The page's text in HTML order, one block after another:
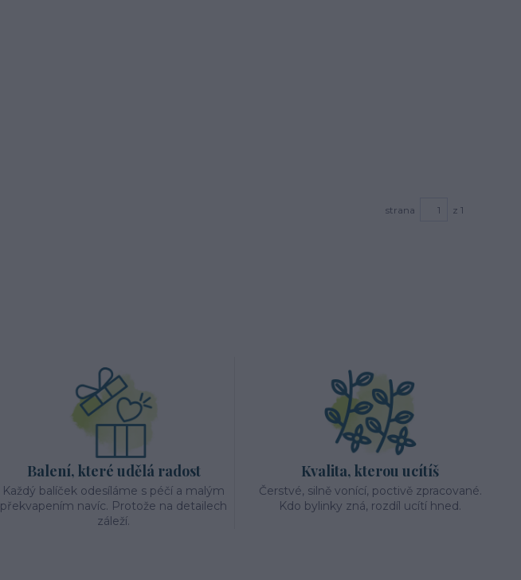
strana z 1
Balení, které udělá radost
Každý balíček odesíláme s péčí a malým
překvapením navíc. Protože na detailech
záleží.
Kvalita, kterou ucítíš
Čerstvé, silně vonící, poctivě zpracované.
Kdo bylinky zná, rozdíl ucítí hned.